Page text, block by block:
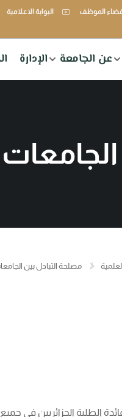
الموظف البوابة الاعلامية
عن الجامعة الإدارة
مصلحة التبادل بين
تركيا 2022 دعوة للتسجيل في منحة